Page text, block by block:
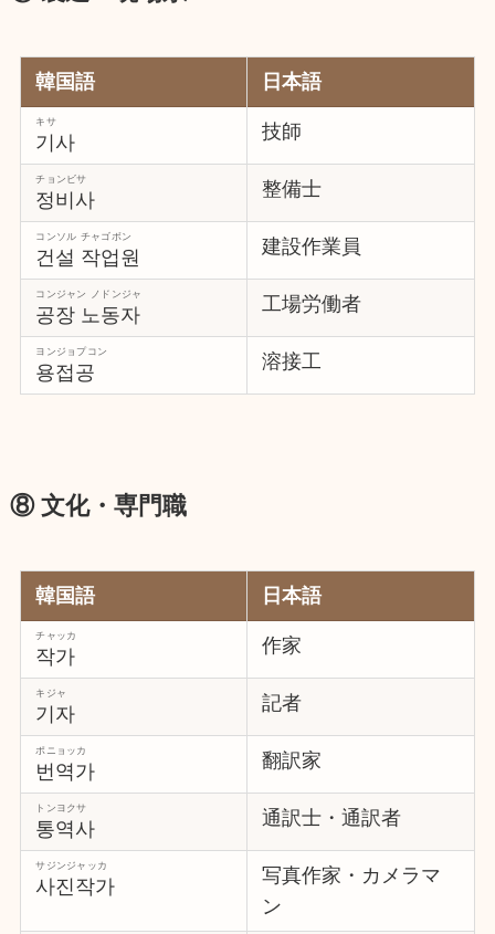
韓国語 日本語
기사
キサ 技師
정비사
チョンビサ 整備士
건설 작업원
コンソル チャゴボン 建設作業員
공장 노동자
コンジャン ノドンジャ 工場労働者
용접공
ヨンジョプコン 溶接工
⑧ 文化・専門職
韓国語 日本語
작가
チャッカ 作家
기자
キジャ 記者
번역가
ポニョッカ 翻訳家
통역사
トンヨクサ 通訳士・通訳者
사진작가
サジンジャッカ
写真作家・カメラマ
ン